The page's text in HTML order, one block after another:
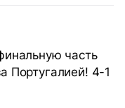
часть
Португалией! 4-1